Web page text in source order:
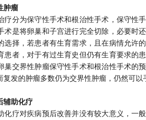
肿瘤
疗分为保守性手术和根治性手术，保守性
术是将卵巢和子宫进行完全切除，必要时
选择，若患者有生育需求，且在病情允许
者，对于有过生育史但仍有生育要求的
巢交界性肿瘤保守性手术和根治性手术的
发的肿瘤多数仍为交界性肿瘤，仍然可以
辅助化疗
化疗对疾病预后改善并没有较大意义，一